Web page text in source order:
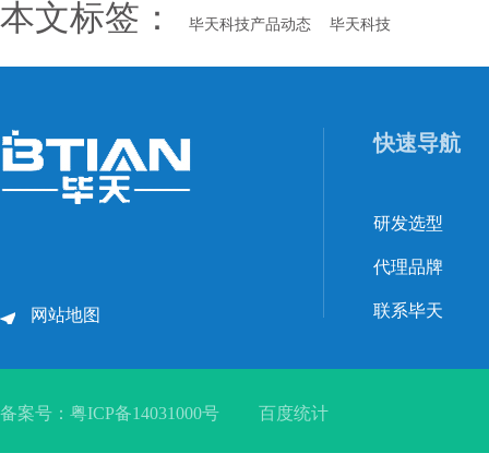
本文标签： 毕天科技产品动态 毕天科技
网站地图
快速导航
研发选型
代理品牌
联系毕天
备案号： 粤ICP备14031000号 百度统计